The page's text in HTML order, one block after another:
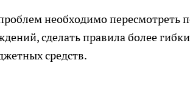
необходимо пересмотреть
сделать правила более
средств.